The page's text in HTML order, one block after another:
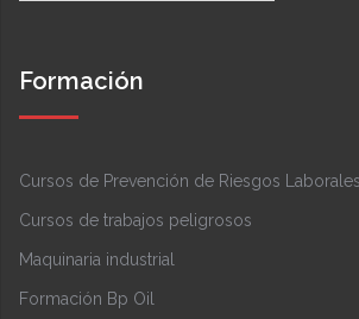
Formación
Cursos de Prevención de Riesgos Laborales
Cursos de trabajos peligrosos
Maquinaria industrial
Formación Bp Oil